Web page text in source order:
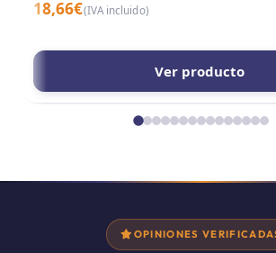
18,66€(IVA incluido)
Ver producto
OPINIONES